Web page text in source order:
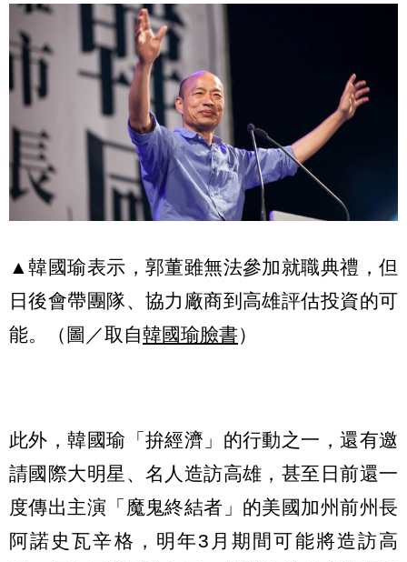
▲韓國瑜表示，郭董雖無法參加就職典禮，但
日後會帶團隊、協力廠商到高雄評估投資的可
能。（圖／取自韓國瑜臉書）
此外，韓國瑜「拚經濟」的行動之一，還有邀
請國際大明星、名人造訪高雄，甚至日前還一
度傳出主演「魔鬼終結者」的美國加州前州長
阿諾史瓦辛格，明年3月期間可能將造訪高